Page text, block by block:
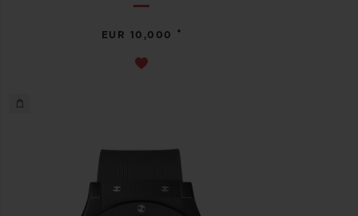
EUR 10,000 •